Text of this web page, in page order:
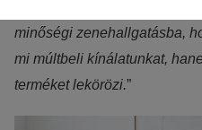
minőségi zenehallgatásba,
mi múltbeli kínálatunkat,
terméket lekörözi.”
Ezek nélkül a weboldalt nem
Statisztikai:
A weboldal statisztikáinak